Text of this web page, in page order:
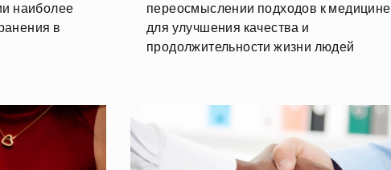
наиболее
в
переосмыслении подходов к медицине
для улучшения качества и
продолжительности жизни людей